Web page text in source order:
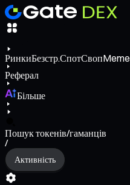
РинкиБезстр.СпотСвопMeme
Реферал
Більше
Пошук токенів/гаманців
/
Активність